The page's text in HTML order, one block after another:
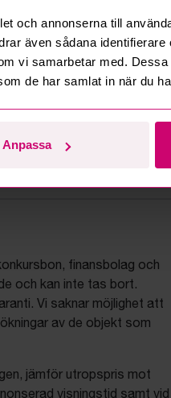
och annonserna till
även sådana identifierare
vi samarbetar med.
de har samlat in när du
Anpassa
finansbolag och
och kan inte tas bort.
Vi saknar möjlighet att
av de objekt som
jämför utropspris mot
visningstid samt vid